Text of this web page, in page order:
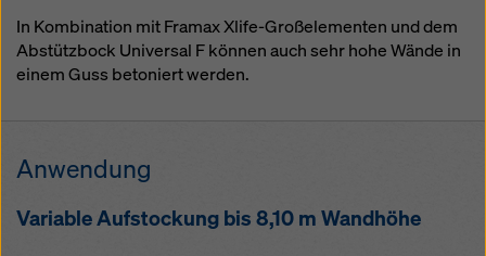
In Kombination mit Framax Xlife-Großelementen und dem
Abstützbock Universal F können auch sehr hohe Wände in
einem Guss betoniert werden.
Anwendung
Variable Aufstockung bis 8,10 m Wandhöhe